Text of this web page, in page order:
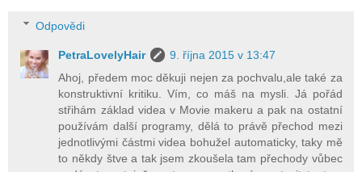
Odpovědi
PetraLovelyHair
9. října 2015 v 13:47
Ahoj, předem moc děkuji nejen za pochvalu,ale také za
konstruktivní kritiku. Vím, co máš na mysli. Já pořád
střihám základ videa v Movie makeru a pak na ostatní
používám další programy, dělá to právě přechod mezi
jednotlivými částmi videa bohužel automaticky, taky mě
to někdy štve a tak jsem zkoušela tam přechody vůbec